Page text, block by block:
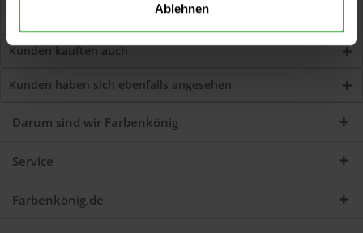
Ablehnen
Jetzt Bewertungen zum Artikel lesen...
Kunden kauften auch
Kunden haben sich ebenfalls angesehen
Darum sind wir Farbenkönig
Service
Farbenkönig.de